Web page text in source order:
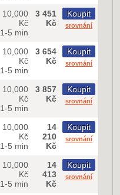
10,000
Kč
1-5 min
3 451
Kč
Koupit
srovnání
10,000
Kč
1-5 min
3 654
Kč
Koupit
srovnání
10,000
Kč
1-5 min
3 857
Kč
Koupit
srovnání
10,000
Kč
1-5 min
14
210
Kč
Koupit
srovnání
10,000
Kč
1-5 min
14
413
Kč
Koupit
srovnání